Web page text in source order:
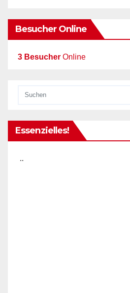
Besucher Online
3 Besucher Online
Essenzielles!
..